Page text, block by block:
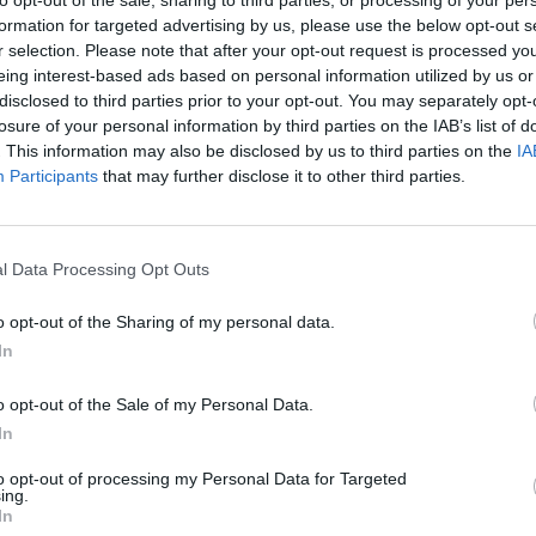
for targeted advertising by us, please use the below opt-out
selection. Please note that after your opt-out request is processed
interest-based ads based on personal information utilized by us
to third parties prior to your opt-out. You may separately
of your personal information by third parties on the IAB’s list of
This information may also be disclosed by us to third parties on the
Participants that may further disclose it to other third parties.
Data Processing Opt Outs
opt-out of the Sharing of my personal data.
opt-out of the Sale of my Personal Data.
opt-out of processing my Personal Data for Targeted
T_urbo
vevve
foruminläggen
fel anledning.
23 svar
inlägget av
Senaste
4motion OEM++